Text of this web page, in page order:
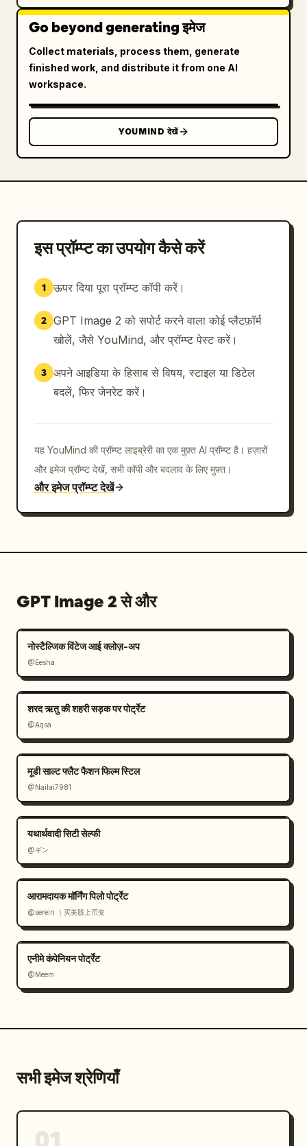
Go beyond generating इमेज
Collect materials, process them, generate
finished work, and distribute it from one AI
workspace.
YOUMIND देखें
इस प्रॉम्प्ट का उपयोग कैसे करें
1 ऊपर दिया पूरा प्रॉम्प्ट कॉपी करें।
2 GPT Image 2 को सपोर्ट करने वाला कोई प्लैटफ़ॉर्म
खोलें, जैसे YouMind, और प्रॉम्प्ट पेस्ट करें।
3 अपने आइडिया के हिसाब से विषय, स्टाइल या डिटेल
बदलें, फिर जेनरेट करें।
यह YouMind की प्रॉम्प्ट लाइब्रेरी का एक मुफ़्त AI प्रॉम्प्ट है। हज़ारों
और इमेज प्रॉम्प्ट देखें, सभी कॉपी और बदलाव के लिए मुफ़्त।
और इमेज प्रॉम्प्ट देखें
GPT Image 2 से और
नोस्टैल्जिक विंटेज आई क्लोज़-अप
@Eesha
शरद ऋतु की शहरी सड़क पर पोर्ट्रेट
@Aqsa
मूडी साल्ट फ्लैट फैशन फिल्म स्टिल
@Nailai7981
यथार्थवादी सिटी सेल्फी
@ギン
आरामदायक मॉर्निंग पिलो पोर्ट्रेट
@serein ｜买美股上币安
एनीमे कंपेनियन पोर्ट्रेट
@Meem
सभी इमेज श्रेणियाँ